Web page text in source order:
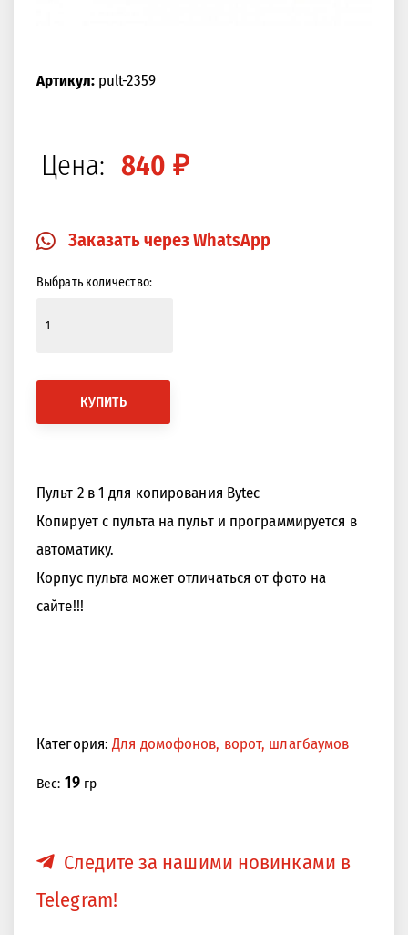
Артикул:pult-2359
Цена: 840 ₽
Заказать через WhatsApp
Выбрать количество:
КУПИТЬ
Пульт 2 в 1 для копирования Bytec
Копирует с пульта на пульт и программируется в
автоматику.
Корпус пульта может отличаться от фото на
сайте!!!
Категория:Для домофонов, ворот, шлагбаумов
Вес: 19гр
Следите за нашими новинками в
Telegram!